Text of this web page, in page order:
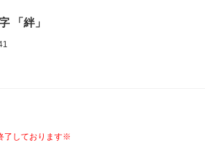
「絆」
了しております※